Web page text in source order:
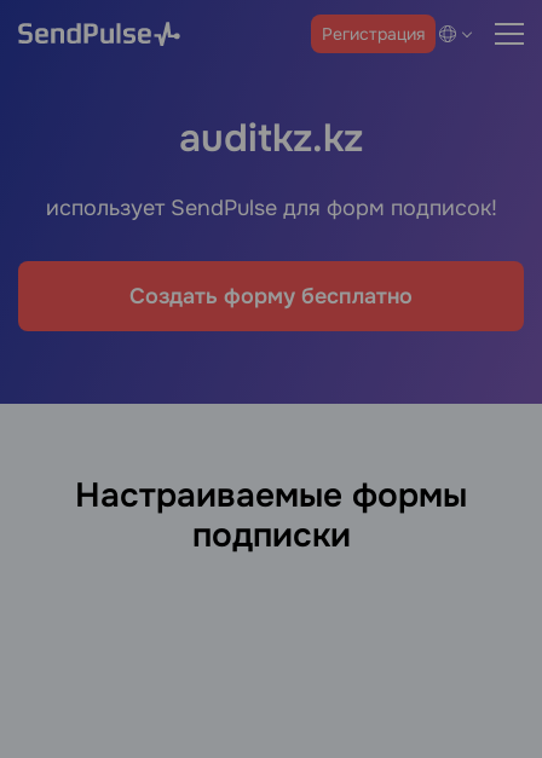
Регистрация
auditkz.kz
использует SendPulse для форм подписок!
Создать форму бесплатно
Настраиваемые формы
подписки